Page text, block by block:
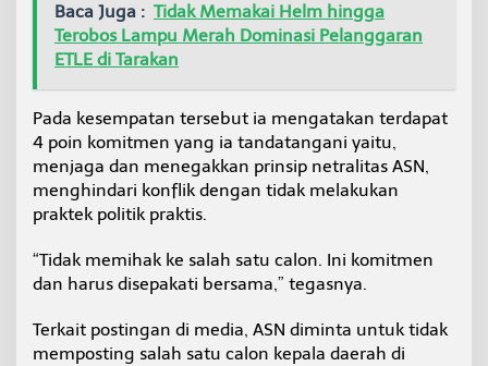
Baca Juga : Tidak Memakai Helm hingga
Terobos Lampu Merah Dominasi Pelanggaran
ETLE di Tarakan
Pada kesempatan tersebut ia mengatakan terdapat
4 poin komitmen yang ia tandatangani yaitu,
menjaga dan menegakkan prinsip netralitas ASN,
menghindari konflik dengan tidak melakukan
praktek politik praktis.
“Tidak memihak ke salah satu calon. Ini komitmen
dan harus disepakati bersama,” tegasnya.
Terkait postingan di media, ASN diminta untuk tidak
memposting salah satu calon kepala daerah di